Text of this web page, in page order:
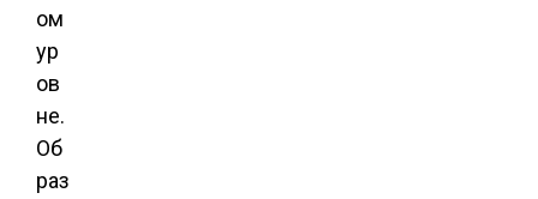
ом
ур
ов
не.
Об
раз